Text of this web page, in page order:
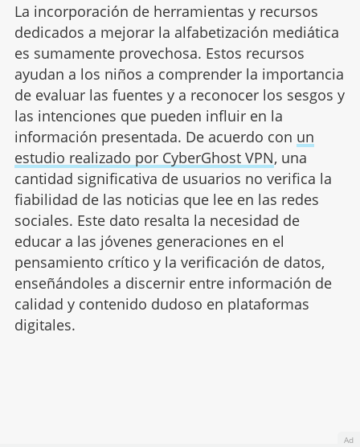
La incorporación de herramientas y recursos
dedicados a mejorar la alfabetización mediática
es sumamente provechosa. Estos recursos
ayudan a los niños a comprender la importancia
de evaluar las fuentes y a reconocer los sesgos y
las intenciones que pueden influir en la
información presentada. De acuerdo con un
estudio realizado por CyberGhost VPN, una
cantidad significativa de usuarios no verifica la
fiabilidad de las noticias que lee en las redes
sociales. Este dato resalta la necesidad de
educar a las jóvenes generaciones en el
pensamiento crítico y la verificación de datos,
enseñándoles a discernir entre información de
calidad y contenido dudoso en plataformas
digitales.
Ad